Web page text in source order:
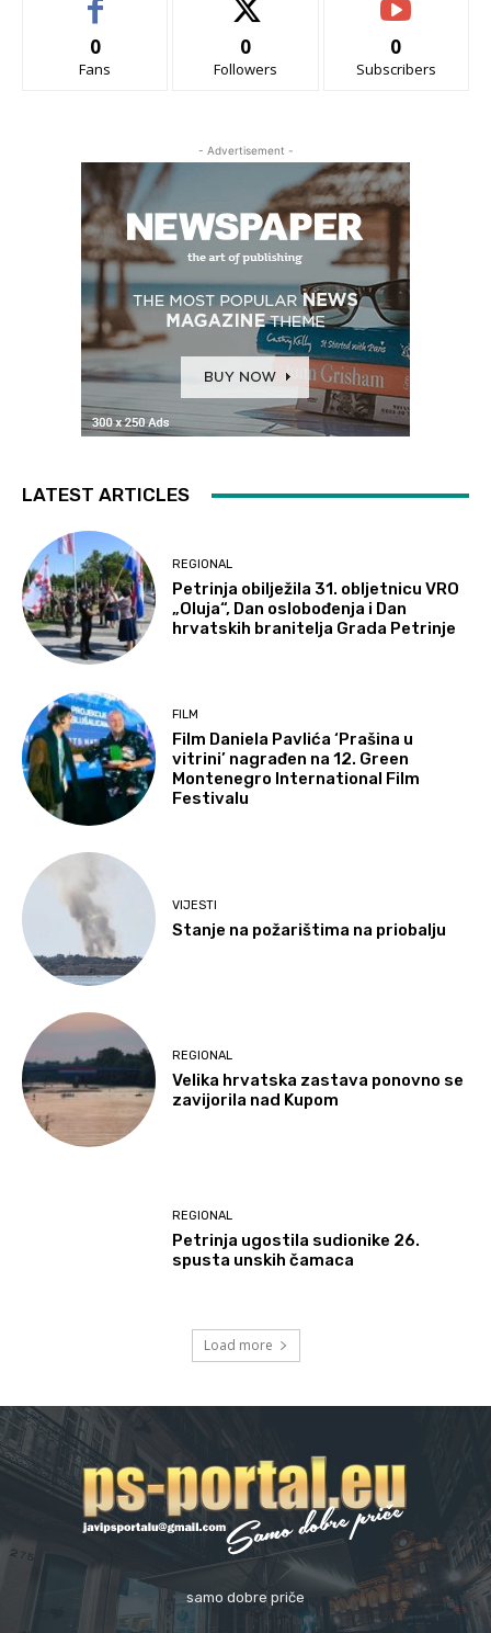
0
Fans
0
Followers
0
Subscribers
- Advertisement -
LATEST ARTICLES
REGIONAL
Petrinja obilježila 31. obljetnicu VRO
„Oluja“, Dan oslobođenja i Dan
hrvatskih branitelja Grada Petrinje
FILM
Film Daniela Pavlića ‘Prašina u
vitrini’ nagrađen na 12. Green
Montenegro International Film
Festivalu
VIJESTI
Stanje na požarištima na priobalju
REGIONAL
Velika hrvatska zastava ponovno se
zavijorila nad Kupom
REGIONAL
Petrinja ugostila sudionike 26.
spusta unskih čamaca
Load more
samo dobre priče